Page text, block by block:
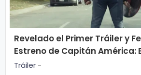
Revelado el Primer Tráiler y
Estreno de Capitán América:
World
Tráiler -